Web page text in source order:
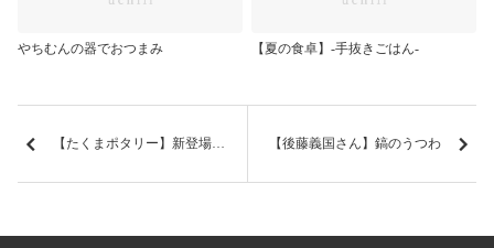
やちむんの器でおつまみ 【夏の食卓】-手抜きごはん-
【後藤義国さん】鎬のうつわ